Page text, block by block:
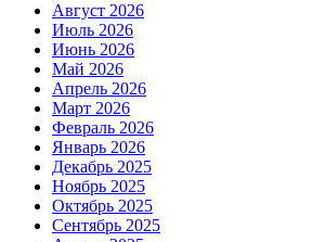
Август 2026
Июль 2026
Июнь 2026
Май 2026
Апрель 2026
Март 2026
Февраль 2026
Январь 2026
Декабрь 2025
Ноябрь 2025
Октябрь 2025
Сентябрь 2025